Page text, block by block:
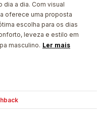
a dia. Com visual
oferece uma proposta
escolha para os dias
leveza e estilo em
masculino. Ler mais